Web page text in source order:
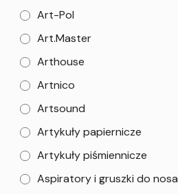
Art-Pol
Art.Master
Arthouse
Artnico
Artsound
Artykuły papiernicze
Artykuły piśmiennicze
Aspiratory i gruszki do nosa